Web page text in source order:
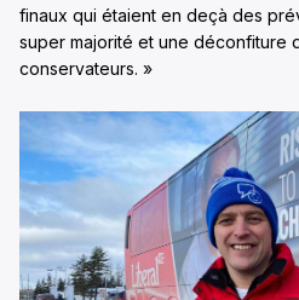
finaux qui étaient en deçà des
super majorité et une déconfiture
conservateurs. »